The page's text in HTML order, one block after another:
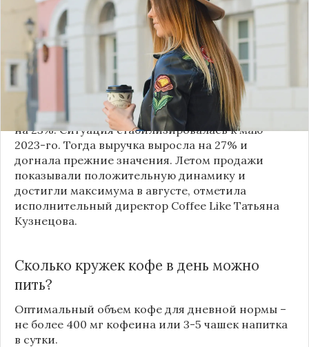
Россиизафиксировали рекордный объём
продаж кофе навынос. В августе россияне
купили 1,481 миллиона чашек классических
кофейных напитков — капучино, латте, раф,
эспрессо. Об этом сообщили представители сети
Coffee Like в беседе с
«Газета.ru»
В компании отметили, что в период с сентября
по декабрь прошлого года продажи кофе упали
на 23%. Ситуация стабилизировалась к маю
2023-го. Тогда выручка выросла на 27% и
догнала прежние значения. Летом продажи
показывали положительную динамику и
достигли максимума в августе, отметила
исполнительный директор Coffee Like Татьяна
Кузнецова.
Сколько кружек кофе в день можно
пить?
Оптимальный объем кофе для дневной нормы –
не более 400 мг кофеина или 3-5 чашек напитка
в сутки.